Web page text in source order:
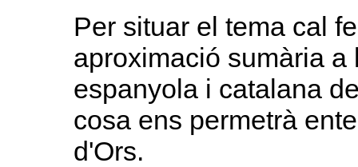
Per situar el tema cal
aproximació sumària
espanyola i catalana
cosa ens permetrà
d'Ors.